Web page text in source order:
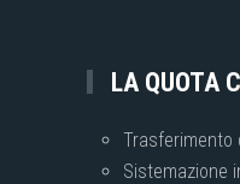
LA QUOTA
Trasferimento
Sistemazione